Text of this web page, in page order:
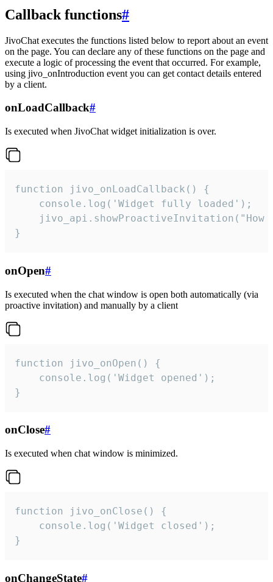
Callback functions#
JivoChat executes the functions listed below to report about an event
on the page. You can declare any of these functions on the page and
execute a logic of processing the event that occurred. For example,
using jivo_onIntroduction event you can get contact details entered
by a client.
onLoadCallback#
Is executed when JivoChat widget initialization is over.
function jivo_onLoadCallback() {
    console.log('Widget fully loaded');
jivo_api.showProactiveInvitation("How
}
onOpen#
Is executed when the chat window is open both automatically (via
proactive invitation) and manually by a client
function jivo_onOpen() {
    console.log('Widget opened');
}
onClose#
Is executed when chat window is minimized.
function jivo_onClose() {
    console.log('Widget closed');
}
onChangeState#